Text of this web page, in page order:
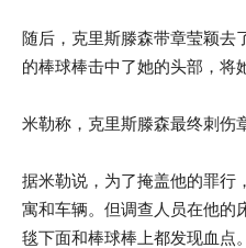
随后，克里斯滕森带章莹颖去
的棒球棒击中了她的头部，将
米勒称，克里斯滕森最终刺伤
据米勒说，为了掩盖他的罪行
寓和车辆。但调查人员在他的
毯下面和棒球棒上都发现血点。